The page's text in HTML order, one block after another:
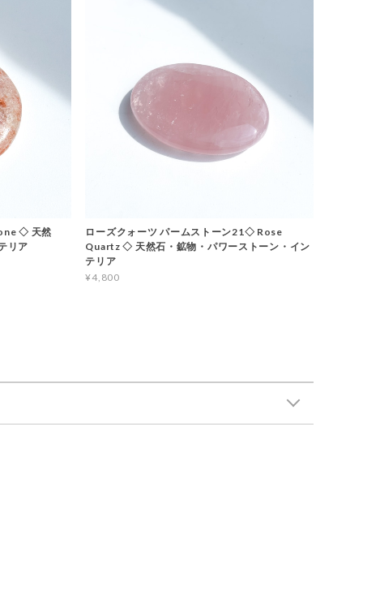
◇ 天然
リア
ローズクォーツ パームストーン21◇ Rose
Quartz ◇ 天然石・鉱物・パワーストーン・イン
テリア
¥4,800